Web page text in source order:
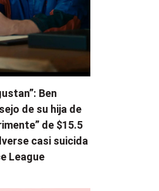
Ben
de su hija de
de $15.5
casi suicida
League